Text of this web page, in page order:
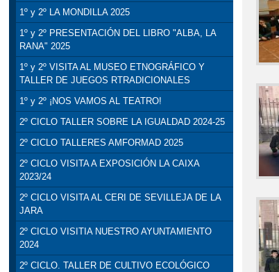
1º y 2º LA MONDILLA 2025
1º y 2º PRESENTACIÓN DEL LIBRO "ALBA, LA
RANA" 2025
1º y 2º VISITA AL MUSEO ETNOGRÁFICO Y
TALLER DE JUEGOS RTRADICIONALES
1º y 2º ¡NOS VAMOS AL TEATRO!
2º CICLO TALLER SOBRE LA IGUALDAD 2024-25
2º CICLO TALLERES AMFORMAD 2025
2º CICLO VISITA A EXPOSICIÓN LA CAIXA
2023/24
2º CICLO VISITA AL CERI DE SEVILLEJA DE LA
JARA
2º CICLO VISITIA NUESTRO AYUNTAMIENTO
2024
2º CICLO. TALLER DE CULTIVO ECOLÓGICO